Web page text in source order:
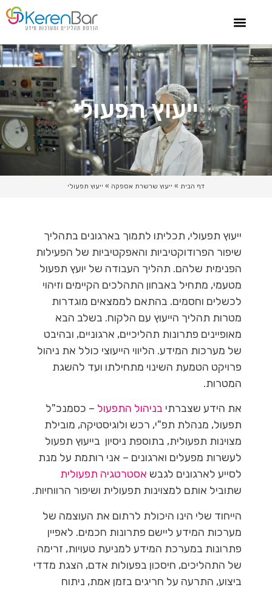
ייעוץ תפעולי
דף הבית » ייעוץ שרשרת אספקה » ייעוץ תפעולי
ייעוץ תפעולי, תכליתו לתמוך בארגונים בתהליך
שיפור הפרודוקטיביות והאפקטיביות של הפעילות
הפנימית שלהם. תהליך העבודה של יועץ תפעול
מטעמי, מתחיל באבחון התהלכים הקיימים וזיהוי
לכשלים וחסמים. בהתאם לממצאים מוגדרות
מטרות תהליך הייעוץ עם הלקוח. בשלב הבא
מאופיינים פתרונות תהליכיים, ארגוניים, ובהיבט
של מערכות המידע. הליווי הייעוצי כולל את ניהול
פרויקט הטמעת השינוי מתחילתו ועד להשגת
המטרות.
את הידע שצברתי בניהול התפעול – כסמנכ"ל
תפעול, מנהלת תפ"י, רכש ולוגיסטיקה, מובילת
מצוינות תפעולית, בתוספת ניסיון בייעוץ תפעול
לעשרות מפעלים וארגונים – אני רותמת על מנת
לסייע לארגונים לגבש אסטרטגיה תפעולית
שתוביל אותם למצוינות תפעולית ושיפור הרווחיות.
הייחוד שלי הינו היכולת לרתום את העוצמה של
מערכות המידע ליישם פתרונות חכמים. לאפיין
פתרונות במערכת המידע למניעת טעויות, זרימה
של התהליכים, חיסכון בפעולות אדם, הצגת מדדי
ביצוע, התרעה על חריגים בזמן אמת, ניתוח